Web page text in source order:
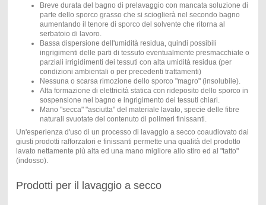
Breve durata del bagno di prelavaggio con mancata soluzione di
parte dello sporco grasso che si scioglierà nel secondo bagno
aumentando il tenore di sporco del solvente che ritorna al
serbatoio di lavoro.
Bassa dispersione dell'umidità residua, quindi possibili
ingrigimenti delle parti di tessuto eventualmente presmacchiate o
parziali irrigidimenti dei tessuti con alta umidità residua (per
condizioni ambientali o per precedenti trattamenti)
Nessuna o scarsa rimozione dello sporco "magro" (insolubile).
Alta formazione di elettricità statica con rideposito dello sporco in
sospensione nel bagno e ingrigimento dei tessuti chiari.
Mano "secca" "asciutta" del materiale lavato, specie delle fibre
naturali svuotate del contenuto di polimeri finissanti.
Un'esperienza d'uso di un processo di lavaggio a secco coaudiovato dai
giusti prodotti rafforzatori e finissanti permette una qualità del prodotto
lavato nettamente più alta ed una mano migliore allo stiro ed al "tatto"
(indosso).
Prodotti per il lavaggio a secco